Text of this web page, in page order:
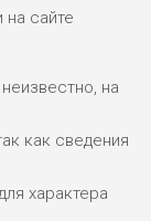
сайте
на
как сведения
характера